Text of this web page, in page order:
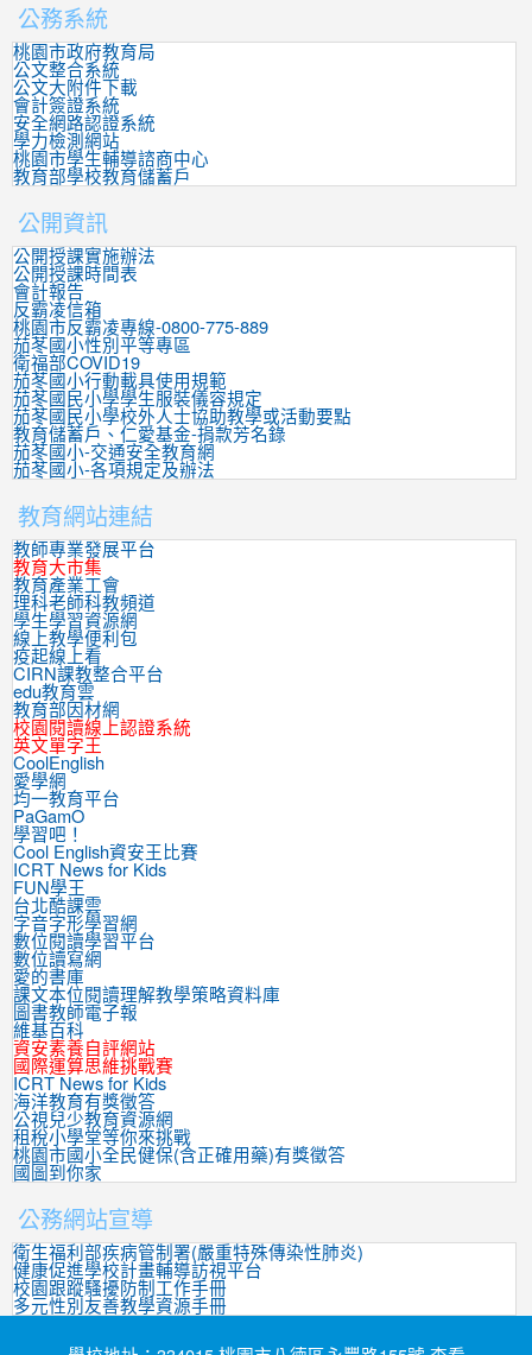
公務系統
桃園市政府教育局
公文整合系統
公文大附件下載
會計簽證系統
安全網路認證系統
學力檢測網站
桃園市學生輔導諮商中心
教育部學校教育儲蓄戶
公開資訊
公開授課實施辦法
公開授課時間表
會計報告
反霸凌信箱
桃園市反霸凌專線-0800-775-889
茄苳國小性別平等專區
衛福部COVID19
茄苳國小行動載具使用規範
茄苳國民小學學生服裝儀容規定
茄苳國民小學校外人士協助教學或活動要點
教育儲蓄戶、仁愛基金-捐款芳名錄
茄苳國小-交通安全教育網
茄苳國小-各項規定及辦法
教育網站連結
教師專業發展平台
教育大市集
教育產業工會
理科老師科教頻道
學生學習資源網
線上教學便利包
疫起線上看
CIRN課教整合平台
edu教育雲
教育部因材網
校園閱讀線上認證系統
英文單字王
CoolEnglish
愛學網
均一教育平台
PaGamO
學習吧！
Cool English資安王比賽
ICRT News for Kids
FUN學王
台北酷課雲
字音字形學習網
數位閱讀學習平台
數位讀寫網
愛的書庫
課文本位閱讀理解教學策略資料庫
圖書教師電子報
維基百科
資安素養自評網站
國際運算思維挑戰賽
ICRT News for Kids
海洋教育有獎徵答
公視兒少教育資源網
租稅小學堂等你來挑戰
桃園市國小全民健保(含正確用藥)有獎徵答
國圖到你家
公務網站宣導
衛生福利部疾病管制署(嚴重特殊傳染性肺炎)
健康促進學校計畫輔導訪視平台
校園跟蹤騷擾防制工作手冊
多元性別友善教學資源手冊